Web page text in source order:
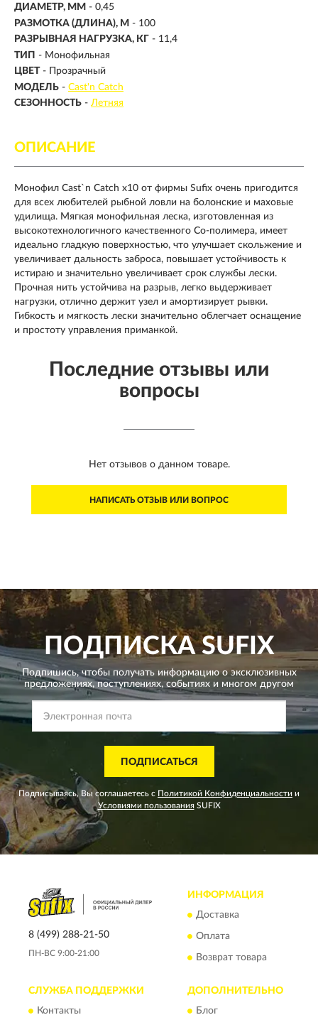
ДИАМЕТР, ММ - 0,45
РАЗМОТКА (ДЛИНА), М - 100
РАЗРЫВНАЯ НАГРУЗКА, КГ - 11,4
ТИП - Монофильная
ЦВЕТ - Прозрачный
МОДЕЛЬ - Cast'n Catch
СЕЗОННОСТЬ - Летняя
ОПИСАНИЕ
Монофил Cast`n Catch х10 от фирмы Sufix очень пригодится
для всех любителей рыбной ловли на болонские и маховые
удилища. Мягкая монофильная леска, изготовленная из
высокотехнологичного качественного Со-полимера, имеет
идеально гладкую поверхностью, что улучшает скольжение и
увеличивает дальность заброса, повышает устойчивость к
истираю и значительно увеличивает срок службы лески.
Прочная нить устойчива на разрыв, легко выдерживает
нагрузки, отлично держит узел и амортизирует рывки.
Гибкость и мягкость лески значительно облегчает оснащение
и простоту управления приманкой.
Последние отзывы или
вопросы
Нет отзывов о данном товаре.
НАПИСАТЬ ОТЗЫВ ИЛИ ВОПРОС
ПОДПИСКАSUFIX
Подпишись, чтобы получать информацию о эксклюзивных
предложениях,поступлениях, событиях и многом другом
ПОДПИСАТЬСЯ
Подписываясь, Вы соглашаетесь с Политикой Конфиденциальности и
Условиями пользованияSUFIX
8 (499) 288-21-50
ПН-ВС 9:00-21:00
ИНФОРМАЦИЯ
Доставка
Оплата
Возврат товара
СЛУЖБА ПОДДЕРЖКИ
Контакты
ДОПОЛНИТЕЛЬНО
Блог